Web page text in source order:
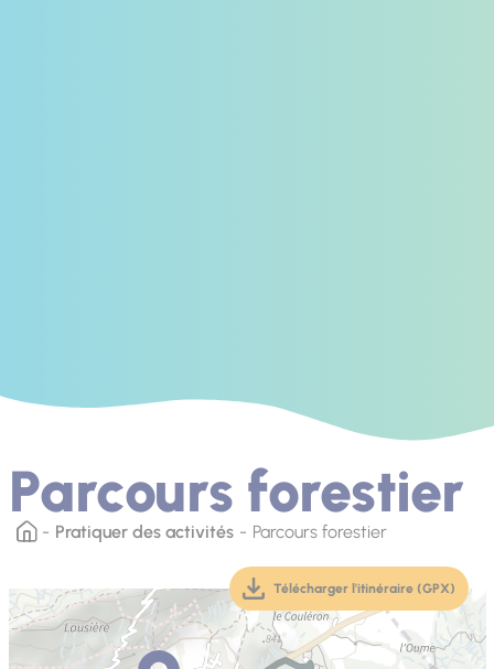
Parcours forestier
Pratiquer des activités Parcours forestier
Télécharger l'itinéraire (GPX)
(téléchargement,